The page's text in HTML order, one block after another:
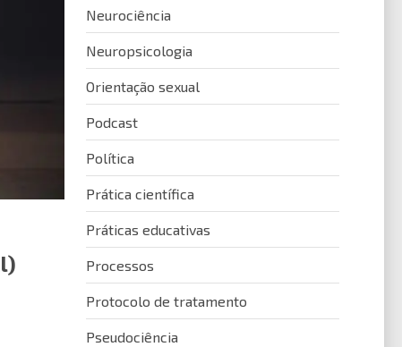
Neurociência
Neuropsicologia
Orientação sexual
Podcast
Política
Prática científica
Práticas educativas
Processos
Protocolo de tratamento
Pseudociência